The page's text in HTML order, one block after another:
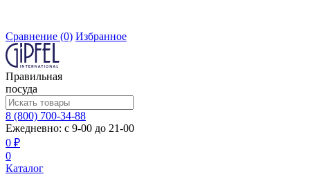
Сравнение (0) Избранное
Правильная
посуда
8 (800) 700-34-88
Ежедневно: с 9-00 до 21-00
0 ₽
0
Каталог